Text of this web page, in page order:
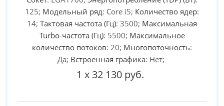
125; Модельный ряд: Core i5; Количество ядер:
14; Тактовая частота (Гц): 3500; Максимальная
Turbo-частота (Гц): 5500; Максимальное
количество потоков: 20; Многопоточность:
Да; Встроенная графика: Нет;
1 x 32 130 руб.